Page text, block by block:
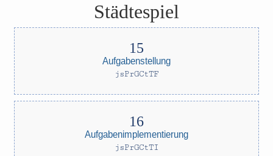
Städtespiel
Aufgabenstellung
jsPrGCtTF
Aufgabenimplementierung
jsPrGCtTI